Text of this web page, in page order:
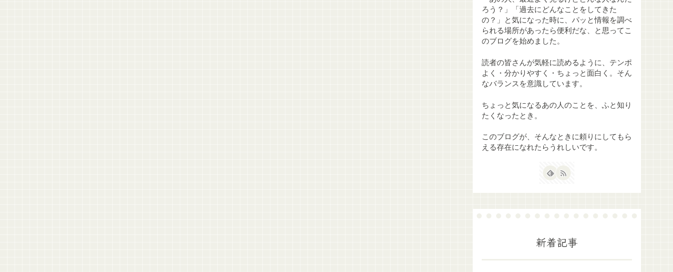
ろう？」「過去にどんなことをしてきた
の？」と気になった時に、パッと情報を調べ
られる場所があったら便利だな、と思ってこ
のブログを始めました。
読者の皆さんが気軽に読めるように、テンポ
よく・分かりやすく・ちょっと面白く。そん
なバランスを意識しています。
ちょっと気になるあの人のことを、ふと知り
たくなったとき。
このブログが、そんなときに頼りにしてもら
える存在になれたらうれしいです。
新着記事